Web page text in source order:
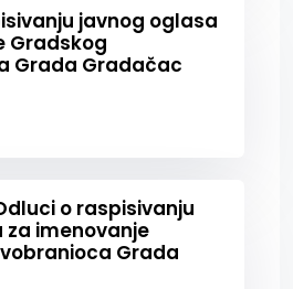
javnog oglasa
Gradskog
Grada Gradačac
o raspisivanju
imenovanje
Grada